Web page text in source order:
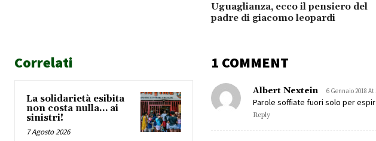
Uguaglianza, ecco il pensiero del
padre di giacomo leopardi
Correlati
La solidarietà esibita
non costa nulla… ai
sinistri!
7 Agosto 2026
1 COMMENT
Albert Nextein 6 Gennaio 2018 At
Parole soffiate fuori solo per
Reply